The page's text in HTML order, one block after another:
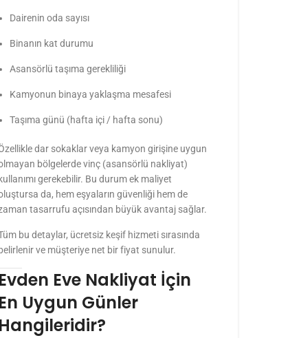
Dairenin oda sayısı
Binanın kat durumu
Asansörlü taşıma gerekliliği
Kamyonun binaya yaklaşma mesafesi
Taşıma günü (hafta içi / hafta sonu)
dar sokaklar veya kamyon girişine uygun
bölgelerde vinç (asansörlü nakliyat)
kullanımı gerekebilir. Bu durum ek maliyet
da, hem eşyaların güvenliği hem de
tasarrufu açısından büyük avantaj sağlar.
bu detaylar, ücretsiz keşif hizmeti sırasında
belirlenir ve müşteriye net bir fiyat sunulur.
Evden Eve Nakliyat İçin
En Uygun Günler
Hangileridir?